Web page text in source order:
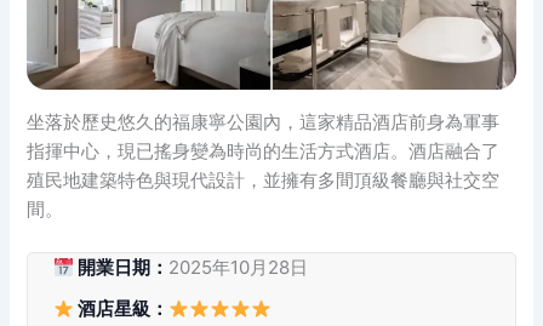
坐落於歷史悠久的福康寧公園內，這家精品酒店前身為軍事
指揮中心，現已搖身變為時尚的生活方式酒店。酒店融合了
殖民地建築特色與現代設計，並擁有多間頂級餐廳與社交空
間。
開業日期： 2025年10月28日
酒店星級：